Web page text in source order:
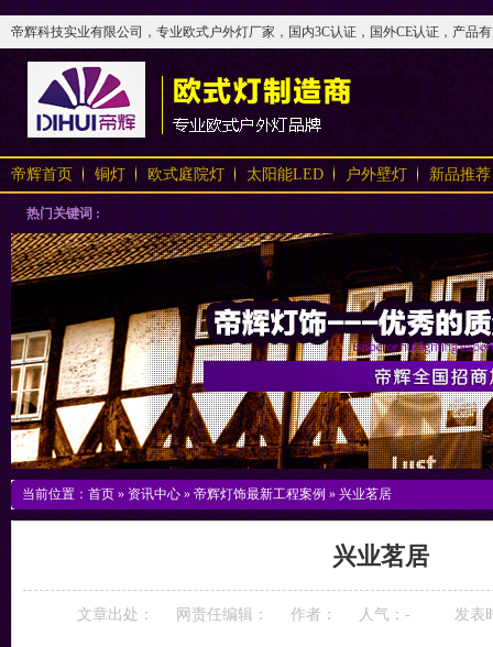
帝辉科技实业有限公司，专业欧式户外灯厂家，国内3C认证，国外CE认证，产
帝辉首页 铜灯 欧式庭院灯 太阳能LED 户外壁灯 新品推荐
热门关键词 :
当前位置： 首页 » 资讯中心 » 帝辉灯饰最新工程案例 » 兴业茗居
兴业茗居
文章出处： 网责任编辑： 作者： 人气： - 发表